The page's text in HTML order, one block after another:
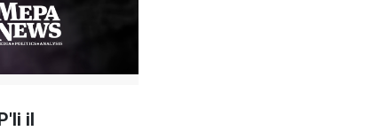
il